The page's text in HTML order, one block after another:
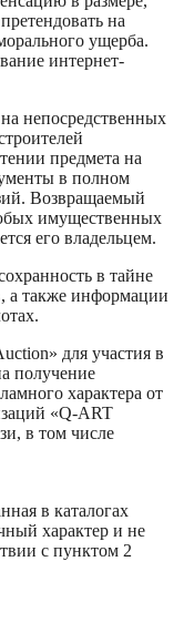
на
ущерба.
интернет-
непосредственных
предмета на
в полном
Возвращаемый
имущественных
его владельцем.
в тайне
а также информации
для участия в
получение
характера от
«Q-ART
в том числе
в каталогах
характер и не
с пунктом 2